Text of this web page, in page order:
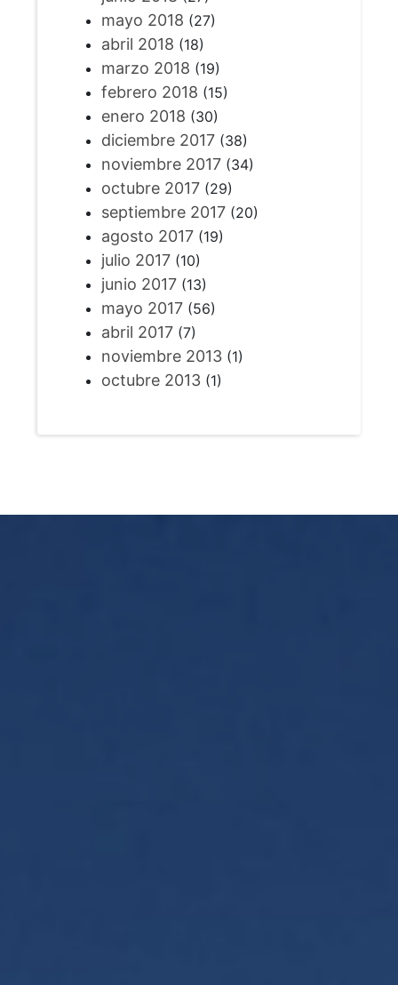
mayo 2018 (27)
abril 2018 (18)
marzo 2018 (19)
febrero 2018 (15)
enero 2018 (30)
diciembre 2017(38)
noviembre 2017(34)
octubre 2017(29)
septiembre 2017(20)
agosto 2017(19)
julio 2017(10)
junio 2017(13)
mayo 2017(56)
abril 2017(7)
noviembre 2013(1)
octubre 2013(1)